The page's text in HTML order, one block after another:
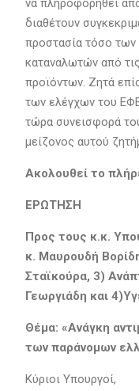
διαθέτουν
προστασία τόσο
καταναλωτών από
προϊόντων. Ζητά
των ελέγχων του
τώρα συνεισφορά
μείζονος αυτού
Ακολουθεί το
ΕΡΩΤΗΣΗ
Προς τους κ.κ.
κ. Μαυρουδή
Σταϊκούρα, 3)
Γεωργιάδη και
Θέμα: «Ανάγκη
των παράνομων
Κύριοι Υπουργοί,